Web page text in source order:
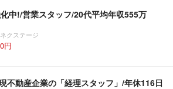
中!/営業スタッフ/20代平均年収555万
クステージ
円
不動産企業の「経理スタッフ」/年休116日